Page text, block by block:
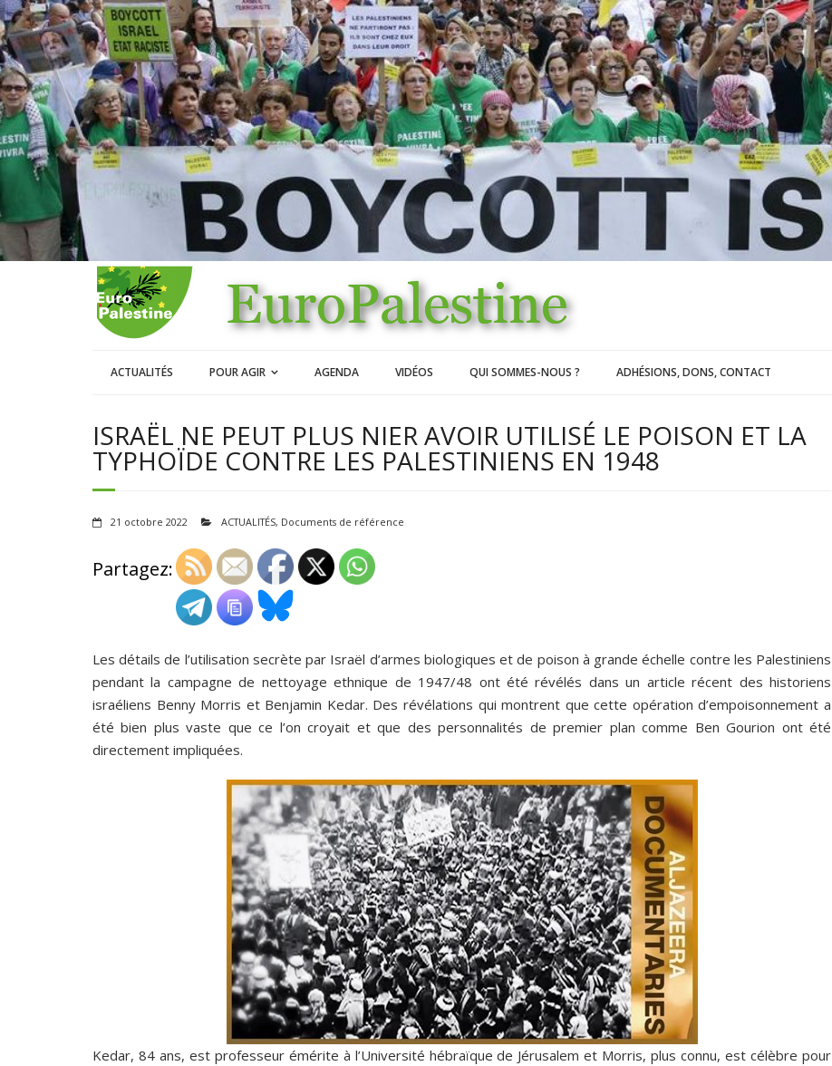
ACTUALITÉS POUR AGIR AGENDA VIDÉOS QUI SOMMES-NOUS ? ADHÉSIONS, DONS, CONTACT
ISRAËL NE PEUT PLUS NIER AVOIR UTILISÉ LE POISON ET LA
TYPHOÏDE CONTRE LES PALESTINIENS EN 1948
21 octobre 2022 ACTUALITÉS, Documents de référence
Partagez:
Les détails de l’utilisation secrète par Israël d’armes biologiques et de poison à grande échelle contre les Palestiniens
pendant la campagne de nettoyage ethnique de 1947/48 ont été révélés dans un article récent des historiens
israéliens Benny Morris et Benjamin Kedar. Des révélations qui montrent que cette opération d’empoisonnement a
été bien plus vaste que ce l’on croyait et que des personnalités de premier plan comme Ben Gourion ont été
directement impliquées.
Kedar, 84 ans, est professeur émérite à l’Université hébraïque de Jérusalem et Morris, plus connu, est célèbre pour